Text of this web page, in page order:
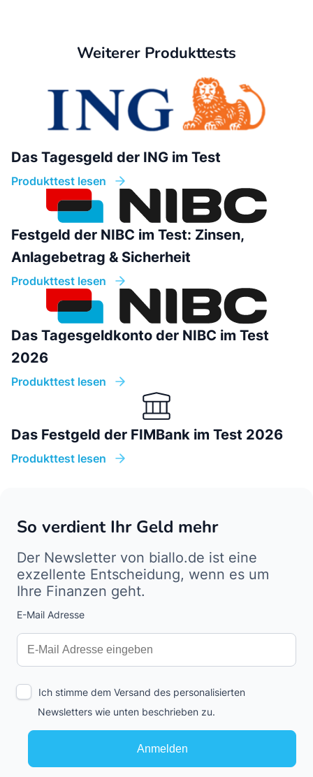
Weiterer Produkttests
Das Tagesgeld der ING im Test
Produkttest lesen
Festgeld der NIBC im Test: Zinsen,
Anlagebetrag & Sicherheit
Produkttest lesen
Das Tagesgeldkonto der NIBC im Test
2026
Produkttest lesen
Das Festgeld der FIMBank im Test 2026
Produkttest lesen
So verdient Ihr Geld mehr
Der Newsletter von biallo.de ist eine
exzellente Entscheidung, wenn es um
Ihre Finanzen geht.
E-Mail Adresse
Interests
Amount
Anmelden
Ich stimme dem Versand des personalisierten
Newsletters wie unten beschrieben zu.